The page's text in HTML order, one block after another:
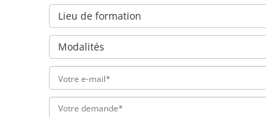
Lieu de formation
Modalités